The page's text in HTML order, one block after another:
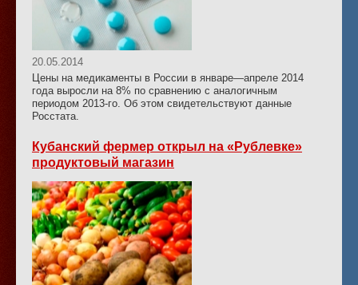
20.05.2014
Цены на медикаменты в России в январе—апреле 2014
года выросли на 8% по сравнению с аналогичным
периодом 2013-го. Об этом свидетельствуют данные
Росстата.
Кубанский фермер открыл на «Рублевке»
продуктовый магазин